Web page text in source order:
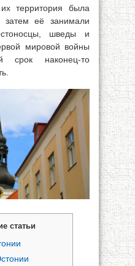
территория была
затем её занимали
шведы и
мировой войны
срок наконец-то
статьи